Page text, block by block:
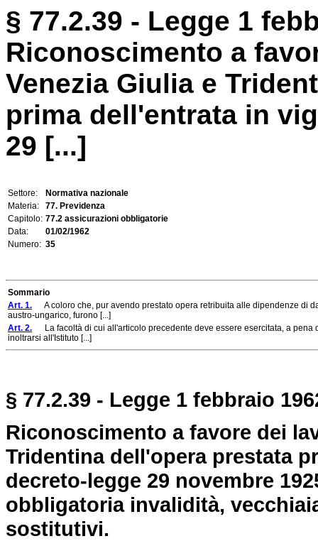
§ 77.2.39 - Legge 1
Riconoscimento a
Venezia Giulia e
prima dell'entrata in
29 [...]
Settore:
Normativa nazionale
Materia:
77. Previdenza
Capitolo: 77.2 assicurazioni obbligatorie
Data:
01/02/1962
Numero: 35
Sommario
Art. 1. A coloro che, pur avendo prestato opera retribuita alle dipendenze di
austro-ungarico, furono [...]
Art. 2. La facoltà di cui all'articolo precedente deve essere esercitata, a pena
inoltrarsi all'Istituto [...]
§ 77.2.39 - Legge 1 febbraio
Riconoscimento a favore dei
Tridentina dell'opera prestata
decreto-legge 29 novembre
obbligatoria invalidità,
sostitutivi.